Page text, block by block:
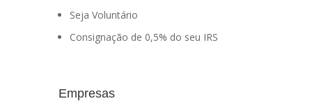
Seja Voluntário
Consignação de 0,5% do seu IRS
Empresas